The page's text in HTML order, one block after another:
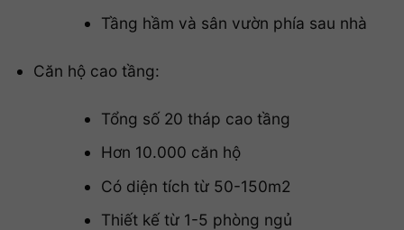
Tầng hầm và sân vườn phía sau nhà
Căn hộ cao tầng:
Tổng số 20 tháp cao tầng
Hơn 10.000 căn hộ
Có diện tích từ 50-150m2
Thiết kế từ 1-5 phòng ngủ